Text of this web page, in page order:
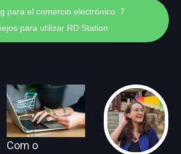
para el comercio electrónico: 7
para utilizar RD Station
Com o